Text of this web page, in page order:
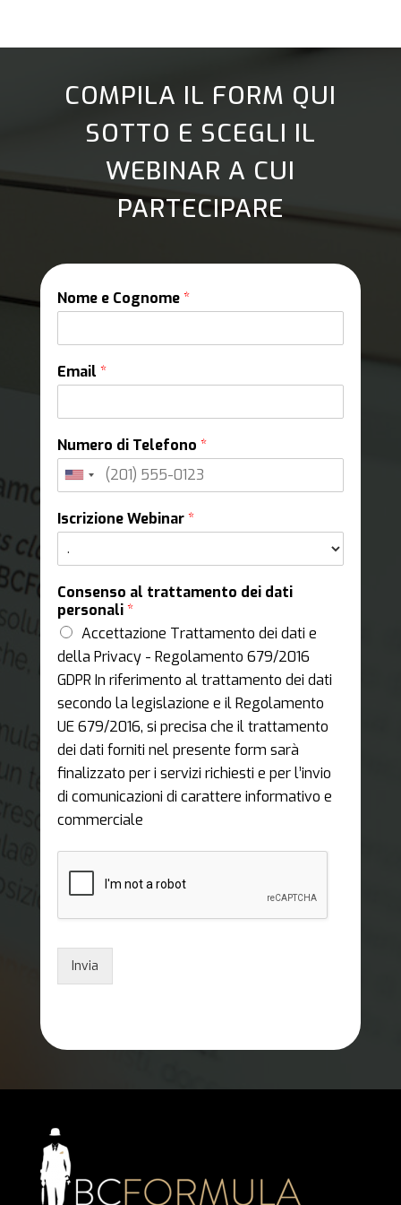
COMPILA IL FORM QUI
SOTTO E SCEGLI IL
WEBINAR A CUI
PARTECIPARE
Nome e Cognome*
Email *
Numero di Telefono *
Iscrizione Webinar*
Consenso al trattamento dei dati
personali*
Accettazione Trattamento dei dati e
della Privacy - Regolamento 679/2016
GDPR In riferimento al trattamento dei dati
secondo la legislazione e il Regolamento
UE 679/2016, si precisa che il trattamento
dei dati forniti nel presente form sarà
finalizzato per i servizi richiesti e per l’invio
di comunicazioni di carattere informativo e
commerciale
Invia